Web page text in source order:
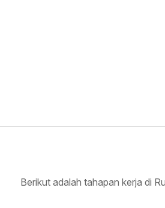
Berikut adalah tahapan kerja di